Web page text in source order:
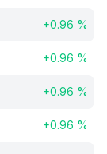
+0.96 %
+0.96 %
+0.96 %
+0.96 %